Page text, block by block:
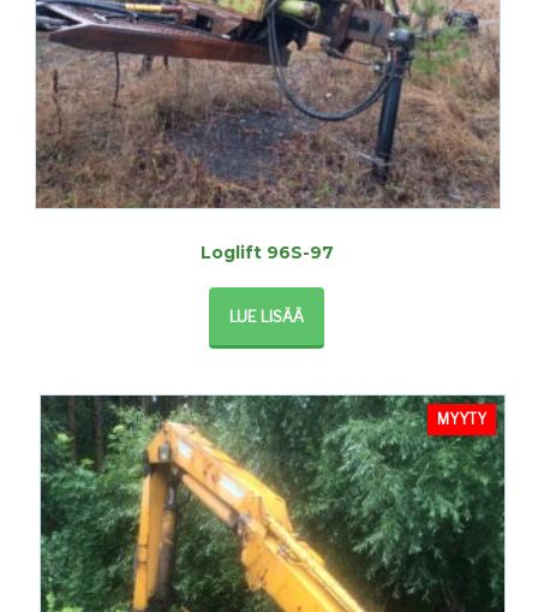
Loglift 96S-97
LUE LISÄÄ
MYYTY